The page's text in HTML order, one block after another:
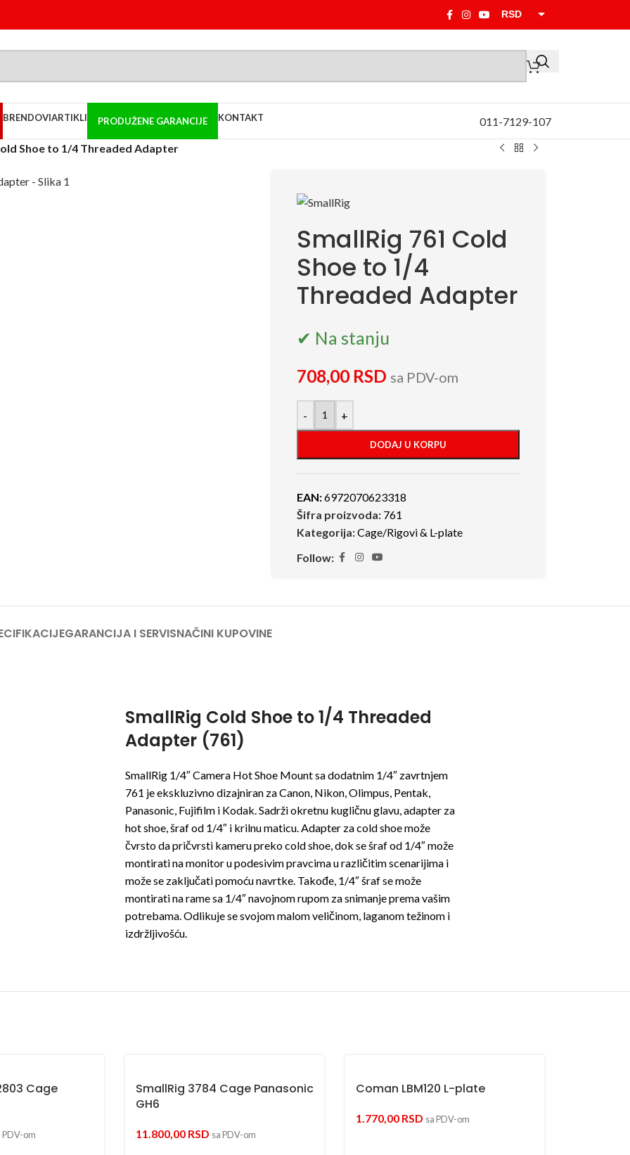
RSD
BRENDOVIARTIKLI PRODUŽENE GARANCIJE KONTAKT 011-7129-107
Shoe to 1/4 Threaded Adapter
SmallRig 761 Cold
Shoe to 1/4
Threaded Adapter
✔ Na stanju
708,00 RSD sa PDV-om
- +
DODAJ U KORPU
EAN:6972070623318
Šifra proizvoda: 761
Kategorija:Cage/Rigovi & L-plate
Follow:
GARANCIJA I SERVISNAČINI KUPOVINE
SmallRig Cold Shoe to 1/4 Threaded
Adapter (761)
SmallRig 1/4″ Camera Hot Shoe Mount sa dodatnim 1/4″ zavrtnjem
761 je ekskluzivno dizajniran za Canon, Nikon, Olimpus, Pentak,
Panasonic, Fujifilm i Kodak. Sadrži okretnu kugličnu glavu, adapter za
hot shoe, šraf od 1/4″ i krilnu maticu. Adapter za cold shoe može
čvrsto da pričvrsti kameru preko cold shoe, dok se šraf od 1/4″ može
montirati na monitor u podesivim pravcima u različitim scenarijima i
može se zaključati pomoću navrtke. Takođe, 1/4″ šraf se može
montirati na rame sa 1/4″ navojnom rupom za snimanje prema vašim
potrebama. Odlikuje se svojom malom veličinom, laganom težinom i
izdržljivošću.
Cage
PDV-om
SmallRig 3784 Cage Panasonic
GH6
11.800,00 RSD sa PDV-om
Coman LBM120 L-plate
1.770,00 RSD sa PDV-om